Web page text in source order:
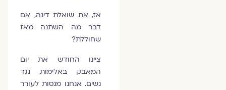
אז, את שואלת דינה, אם
דבר מה השתנה מאז
שחוללת?
ציינו החודש את יום
המאבק באלימות נגד
נשים. אנחנו מנסות לעורר